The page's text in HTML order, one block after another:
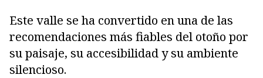
Este valle se ha convertido en una de las
recomendaciones más fiables del otoño por
su paisaje, su accesibilidad y su ambiente
silencioso.